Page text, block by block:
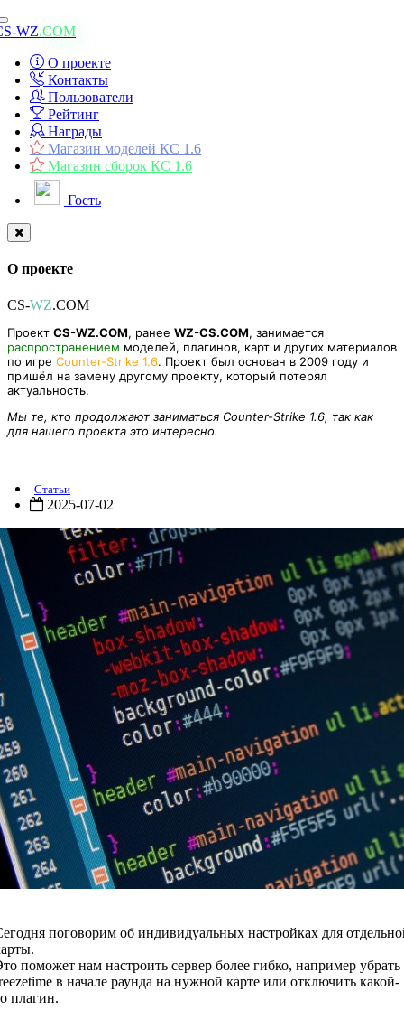
Toggle
navigation
WZ.COM
О проекте
Контакты
Пользователи
Рейтинг
Награды
Магазин моделей КС 1.6
Магазин сборок КС 1.6
Гость
О проекте
CS-WZ.COM
Проект CS-WZ.COM, ранее WZ-CS.COM, занимается
распространением моделей, плагинов, карт и других материалов
по игре Counter-Strike 1.6. Проект был основан в 2009 году и
пришёл на замену другому проекту, который потерял
актуальность.
Мы те, кто продолжают заниматься Counter-Strike 1.6, так как
для нашего проекта это интересно.
Статьи
2025-07-02
поговорим об индивидуальных настройках для
поможет нам настроить сервер более гибко, например убрать
в начале раунда на нужной карте или отключить какой-
плагин.